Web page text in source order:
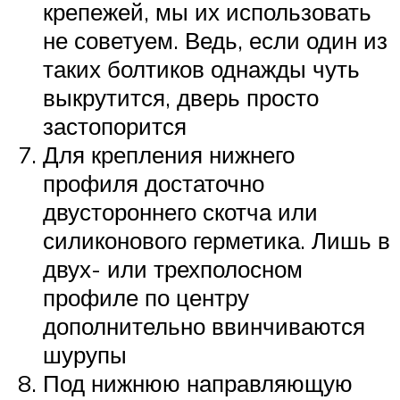
крепежей, мы их использовать
не советуем. Ведь, если один из
таких болтиков однажды чуть
выкрутится, дверь просто
застопорится
Для крепления нижнего
профиля достаточно
двустороннего скотча или
силиконового герметика. Лишь в
двух- или трехполосном
профиле по центру
дополнительно ввинчиваются
шурупы
Под нижнюю направляющую